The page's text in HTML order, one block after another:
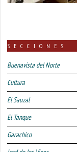
SECCIONES
Buenavista del Norte
Cultura
El Sauzal
El Tanque
Garachico